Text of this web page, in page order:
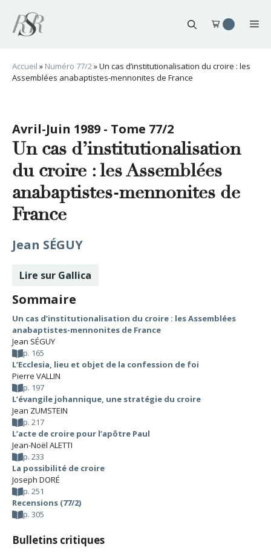
contenu
Accueil » Numéro 77/2»Un cas d’institutionalisation du croire : les
Assemblées anabaptistes-mennonites de France
Avril-Juin 1989 - Tome 77/2
Un cas d’institutionalisation
du croire : les Assemblées
anabaptistes-mennonites de
France
Jean SÉGUY
Lire sur Gallica
Sommaire
Un cas d’institutionalisation du croire : les Assemblées
anabaptistes-mennonites de France
Jean SÉGUY
p. 165
L’Ecclesia, lieu et objet de la confession de foi
Pierre VALLIN
p. 197
L’évangile johannique, une stratégie du croire
Jean ZUMSTEIN
p. 217
L’acte de croire pour l’apôtre Paul
Jean-Noël ALETTI
p. 233
La possibilité de croire
Joseph DORÉ
p. 251
Recensions (77/2)
p. 305
Bulletins critiques